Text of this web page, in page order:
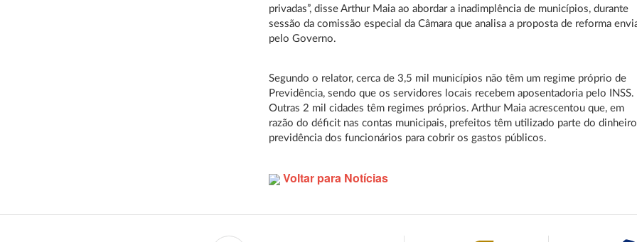
privadas”, disse Arthur Maia ao abordar a inadimplência de municípios, durante
sessão da comissão especial da Câmara que analisa a proposta de reforma
pelo Governo.
Segundo o relator, cerca de 3,5 mil municípios não têm um regime próprio de
Previdência, sendo que os servidores locais recebem aposentadoria pelo INSS.
Outras 2 mil cidades têm regimes próprios. Arthur Maia acrescentou que, em
razão do déficit nas contas municipais, prefeitos têm utilizado parte do
previdência dos funcionários para cobrir os gastos públicos.
Voltar para Notícias